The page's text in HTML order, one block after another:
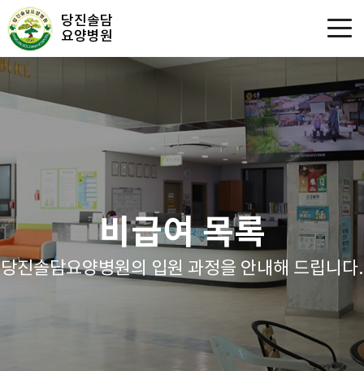
당진솔담
요양병원
비급여 목록
당진솔담요양병원의 입원 과정을 안내해 드립니다.